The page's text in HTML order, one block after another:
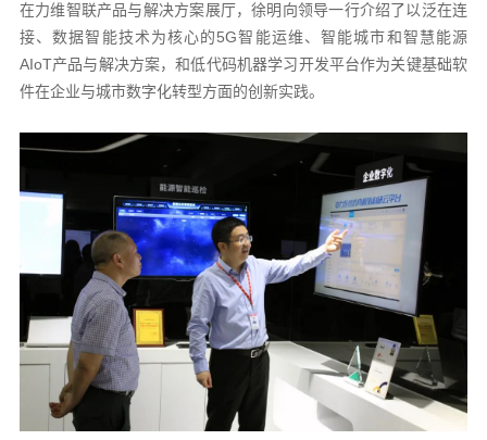
在力维智联产品与解决方案展厅，徐明向领导一行介绍了以泛在连
接、数据智能技术为核心的5G智能运维、智能城市和智慧能源
AIoT产品与解决方案，和低代码机器学习开发平台作为关键基础软
件在企业与城市数字化转型方面的创新实践。